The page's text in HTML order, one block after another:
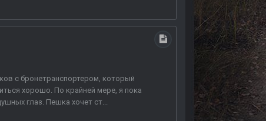
с бронетранспортером, который
хорошо. По крайней мере, я пока
глаз. Пешка хочет ст...